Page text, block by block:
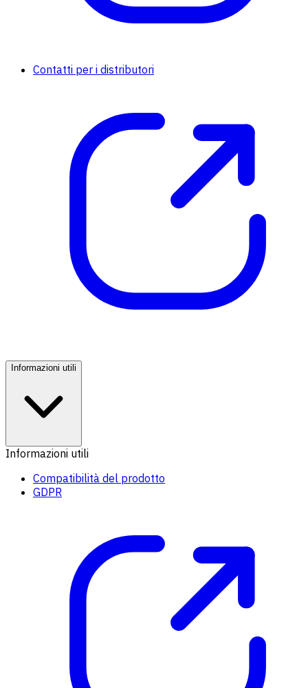
Contatti per i distributori
Informazioni utili
Informazioni utili
Compatibilità del prodotto
GDPR